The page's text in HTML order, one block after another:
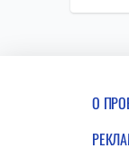
О